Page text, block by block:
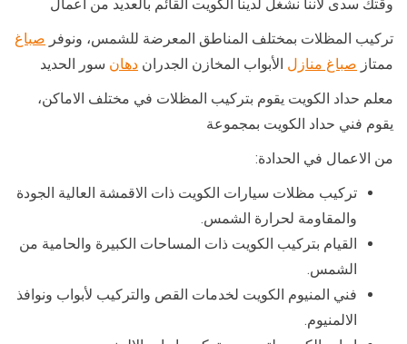
وقتك سدى لأننا نشغل لدينا الكويت القائم بالعديد من أعمال
تركيب المظلات بمختلف المناطق المعرضة للشمس، ونوفر صباغ
ممتاز صباغ منازل الأبواب المخازن الجدران دهان سور الحديد
معلم حداد الكويت يقوم بتركيب المظلات في مختلف الاماكن،
يقوم فني حداد الكويت بمجموعة
من الاعمال في الحدادة:
تركيب مظلات سيارات الكويت ذات الاقمشة العالية الجودة
والمقاومة لحرارة الشمس.
القيام بتركيب الكويت ذات المساحات الكبيرة والحامية من
الشمس.
فني المنيوم الكويت لخدمات القص والتركيب لأبواب ونوافذ
الالمنيوم.